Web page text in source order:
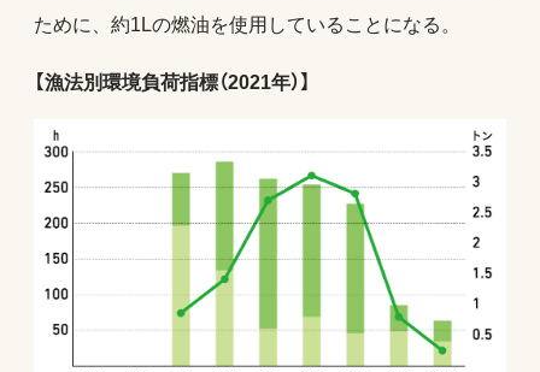
ために、約1Lの燃油を使用していることになる。
【漁法別環境負荷指標（2021年）】